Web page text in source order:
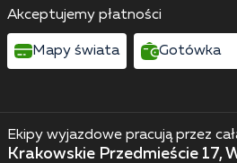
Ekipy wyjazdowe pracują przez
Krakowskie Przedmieście 17,
Akceptujemy płatności
Mapy świata Gotówka